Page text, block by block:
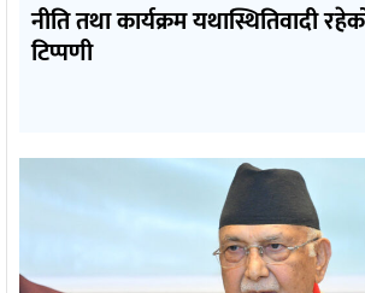
नीति तथा कार्यक्रम यथास्थितिवादी
टिप्पणी